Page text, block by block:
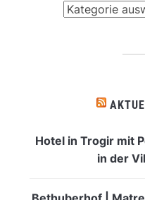
Hotel in Trogir mit
in der